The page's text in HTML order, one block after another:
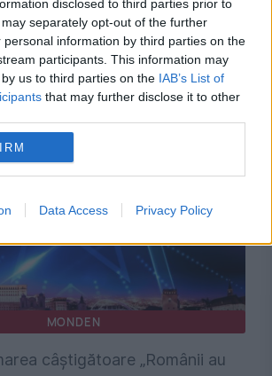
disclosed to third parties prior to
separately opt-out of the further
personal information by third parties on the
participants. This information may
us to third parties on the IAB’s List of
that may further disclose it to other
Data Access Privacy Policy
noastre
MONDEN
câștigătoare „Românii au